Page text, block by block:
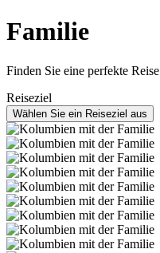
Familie
Finden Sie eine perfekte Reise
Reiseziel
Wählen Sie ein Reiseziel aus